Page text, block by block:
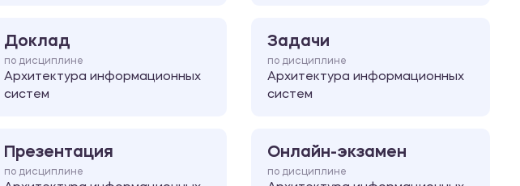
Доклад
по дисциплине
Архитектура информационных
систем
Задачи
по дисциплине
Архитектура информационных
систем
Презентация
по дисциплине
Онлайн-экзамен
по дисциплине